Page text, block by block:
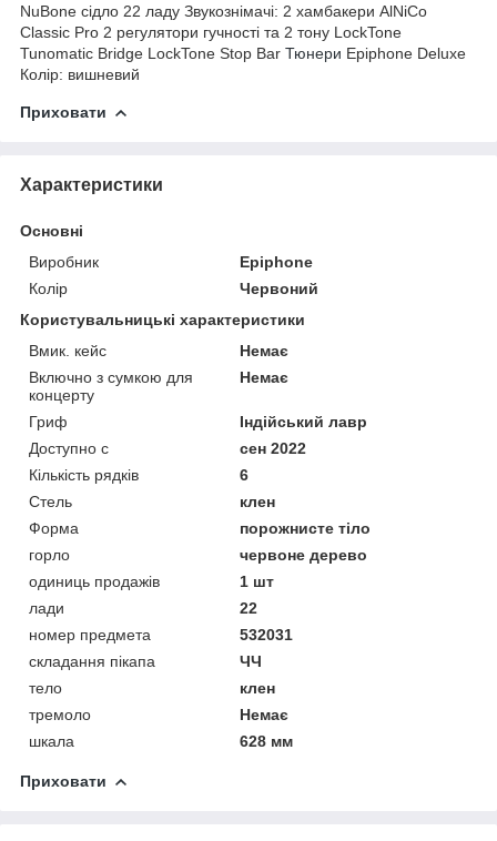
NuBone сідло 22 ладу Звукознімачі: 2 хамбакери AlNiCo
Classic Pro 2 регулятори гучності та 2 тону LockTone
Tunomatic Bridge LockTone Stop Bar Тюнери Epiphone Deluxe
Колір: вишневий
Приховати
Характеристики
Основні
Виробник
Epiphone
Колір
Червоний
Користувальницькі характеристики
Вмик. кейс
Немає
Включно з сумкою для
концерту
Немає
Гриф
Індійський лавр
Доступно с
сен 2022
Кількість рядків
6
Стель
клен
Форма
порожнисте тіло
горло
червоне дерево
одиниць продажів
1 шт
лади
22
номер предмета
532031
складання пікапа
ЧЧ
тело
клен
тремоло
Немає
шкала
628 мм
Приховати